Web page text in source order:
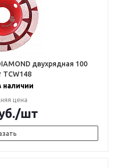
двухрядная 100
TCW148
наличии
цена
/шт